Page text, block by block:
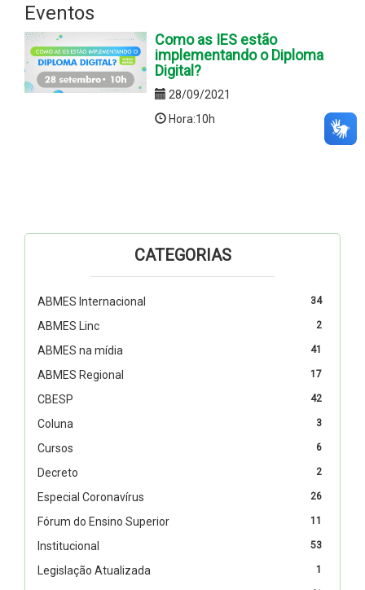
Eventos
Como as IES estão
implementando o Diploma
Digital?
28/09/2021
Hora:10h
CATEGORIAS
34
ABMES Internacional
2
ABMES Linc
41
ABMES na mídia
17
ABMES Regional
42
CBESP
3
Coluna
6
Cursos
2
Decreto
26
Especial Coronavírus
11
Fórum do Ensino Superior
53
Institucional
1
Legislação Atualizada